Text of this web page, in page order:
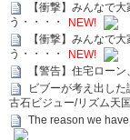
【衝撃】みんなで
う・・・・
NEW!
【衝撃】みんなで
う・・・・
NEW!
【警告】住宅ロー
ビブーが考え出し
古石ビジュー/リズム天国
The reason we